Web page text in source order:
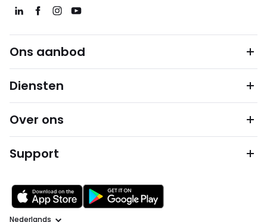
Ons aanbod
Diensten
Over ons
Support